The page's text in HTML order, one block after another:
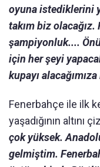
oyuna istediklerini
takım biz
şampiyonluk....
için her şeyi
kupayı
Fenerbahçe ile ilk
yaşadığının altını
çok yüksek.
gelmiştim.